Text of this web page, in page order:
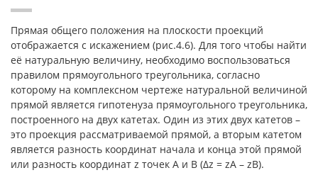
Прямая общего положения на плоскости проекций
отображается с искажением (рис.4.6). Для того чтобы найти
её натуральную величину, необходимо воспользоваться
правилом прямоугольного треугольника, согласно
которому на комплексном чертеже натуральной величиной
прямой является гипотенуза прямоугольного треугольника,
построенного на двух катетах. Один из этих двух катетов –
это проекция рассматриваемой прямой, а вторым катетом
является разность координат начала и конца этой прямой
или разность координат z точек А и В (Δz = zA – zB).